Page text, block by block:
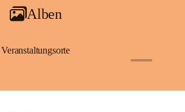
Alben
Veranstaltungsorte